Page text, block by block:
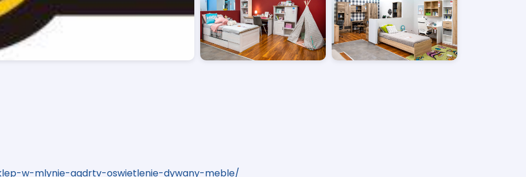
w-mlynie-agdrtv-oswietlenie-dywany-meble/